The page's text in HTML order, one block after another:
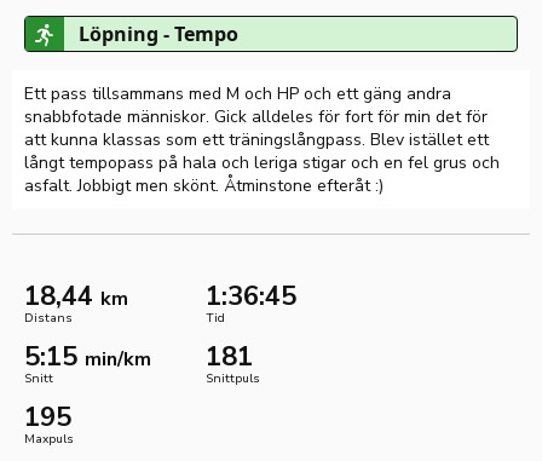
Löpning - Tempo
Ett pass tillsammans med M och HP och ett gäng andra
snabbfotade människor. Gick alldeles för fort för min det för
att kunna klassas som ett träningslångpass. Blev istället ett
långt tempopass på hala och leriga stigar och en fel grus och
asfalt. Jobbigt men skönt. Åtminstone efteråt :)
18,44 km
Distans
1:36:45
Tid
5:15 min/km
Snitt
181
Snittpuls
195
Maxpuls